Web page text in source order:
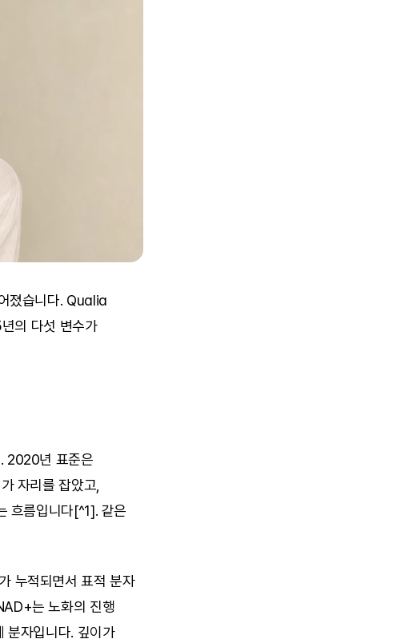
졌습니다. Qualia
의 다섯 변수가
2020년 표준은
자리를 잡았고,
흐름입니다[^1]. 같은
누적되면서 표적 분자
는 노화의 진행
분자입니다. 깊이가